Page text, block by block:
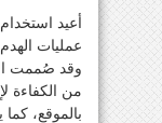
عمليات
وقد صُممت
من الكفاءة
بالموقع،